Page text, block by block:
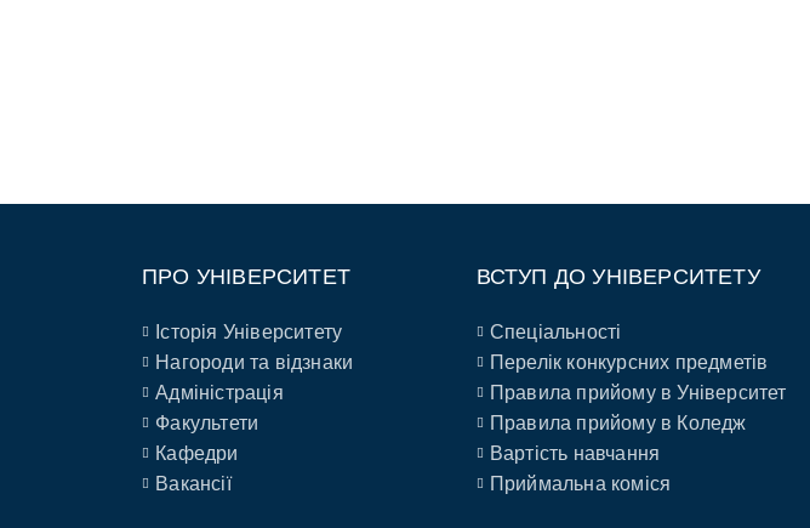
ПРО УНІВЕРСИТЕТ
Історія Університету
Нагороди та відзнаки
Адміністрація
Факультети
Кафедри
Вакансії
ВСТУП ДО УНІВЕРСИТЕТУ
Спеціальності
Перелік конкурсних предметів
Правила прийому в Університет
Правила прийому в Коледж
Вартість навчання
Приймальна коміся